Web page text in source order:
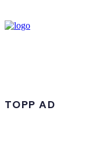
TOPP AD